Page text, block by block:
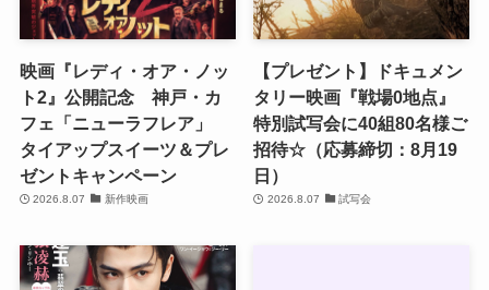
映画『レディ・オア・ノッ
ト2』公開記念 神戸・カ
フェ「ニューラフレア」
タイアップスイーツ＆プレ
ゼントキャンペーン
2026.8.07 新作映画
【プレゼント】ドキュメン
タリー映画『戦場0地点』
特別試写会に40組80名様ご
招待☆（応募締切：8月19
日）
2026.8.07 試写会